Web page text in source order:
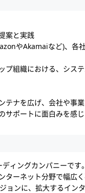
案と実践
やAkamaiなど)、各
プ組織における、シス
ナを広げ、会社や事
ポートに面白みを感
ィングカンパニーです。
ーネット分野で幅広
ョンに、拡大するイン